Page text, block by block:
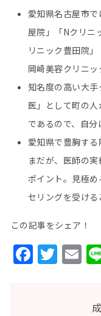
愛知県名古屋市
屋院」「Nクリニ
リニック豊田院
岡崎美容クリニッ
知名度の高い大
医」として町の
であるので、自分
愛知県で豊胸す
まだが、医師の
ポイント。見極
セリングを受ける
この記事をシェア！